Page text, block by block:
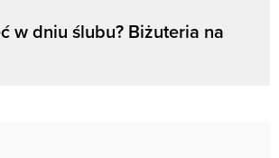
w dniu ślubu? Biżuteria na